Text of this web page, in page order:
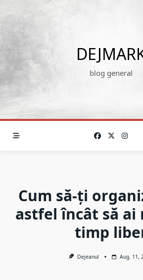
content
blog general
Cum să-ți
astfel încât să ai
timp
Dejeanul Aug. 11,